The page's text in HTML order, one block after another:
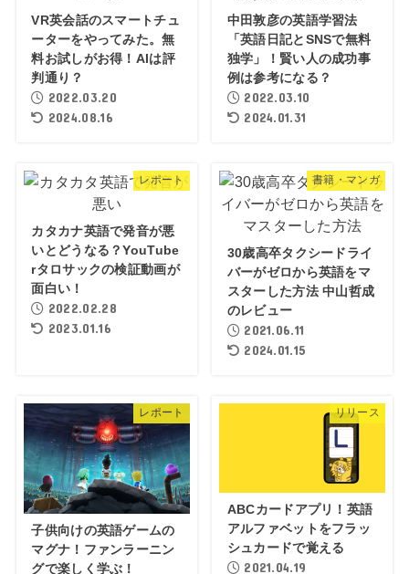
VR英会話のスマートチュ
ーターをやってみた。無
料お試しがお得！AIは評
判通り？
2022.03.20
2024.08.16
中田敦彦の英語学習法
「英語日記とSNSで無料
独学」！賢い人の成功事
例は参考になる？
2022.03.10
2024.01.31
レポート
カタカナ英語で発音が悪
いとどうなる？YouTube
rタロサックの検証動画が
面白い！
2022.02.28
2023.01.16
書籍・マンガ
30歳高卒タクシードライ
バーがゼロから英語をマ
スターした方法 中山哲成
のレビュー
2021.06.11
2024.01.15
レポート
子供向けの英語ゲームの
マグナ！ファンラーニン
グで楽しく学ぶ！
リリース
ABCカードアプリ！英語
アルファベットをフラッ
シュカードで覚える
2021.04.19